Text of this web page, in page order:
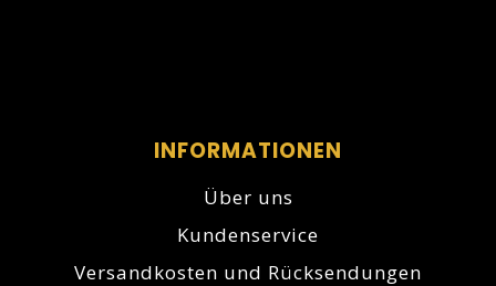
INFORMATIONEN
Über uns
Kundenservice
Versandkosten und Rücksendungen